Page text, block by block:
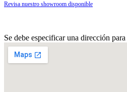
Revisa nuestro showroom disponible
Se debe especificar una dirección